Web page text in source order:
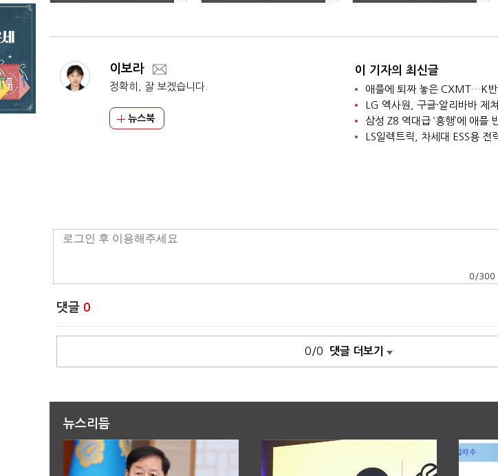
보다 변동성 관리
세 연장 요구
이보라
정확히, 잘 보겠습니다.
뉴스북
이 기자의 최신글
애플에 퇴짜 놓은 CXMT…K반
LG 엑사원, 구글·알리바바 제
삼성 Z8 역대급 ‘흥행’에 애플
LS일렉트릭, 차세대 ESS용
0 /300
댓글 0
0/0 댓글 더보기
뉴스리듬